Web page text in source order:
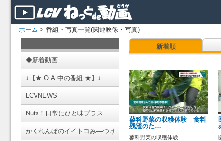
ホーム > 番組・写真一覧(関連映像・写真)
◆新着動画
↓【★ O.A.中の番組 ★】↓
LCVNEWS
Nuts！日常にひと味プラス
かくれんぼのイイトコみ―つけ
新着順
蓼科野菜の収穫体験 食料
残渣のた…
蓼科野菜の収穫体験 …